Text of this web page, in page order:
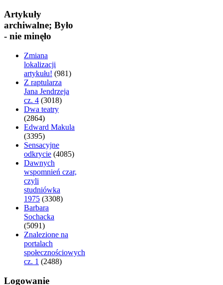
Artykuły
archiwalne; Było
- nie minęło
Zmiana
lokalizacji
artykułu! (981)
Z raptularza
Jana Jendrzeja
cz. 4 (3018)
Dwa teatry
(2864)
Edward Makula
(3395)
Sensacyjne
odkrycie (4085)
Dawnych
wspomnień czar,
czyli
studniówka
1975 (3308)
Barbara
Sochacka
(5091)
Znalezione na
portalach
społecznościowych
cz. 1 (2488)
Logowanie